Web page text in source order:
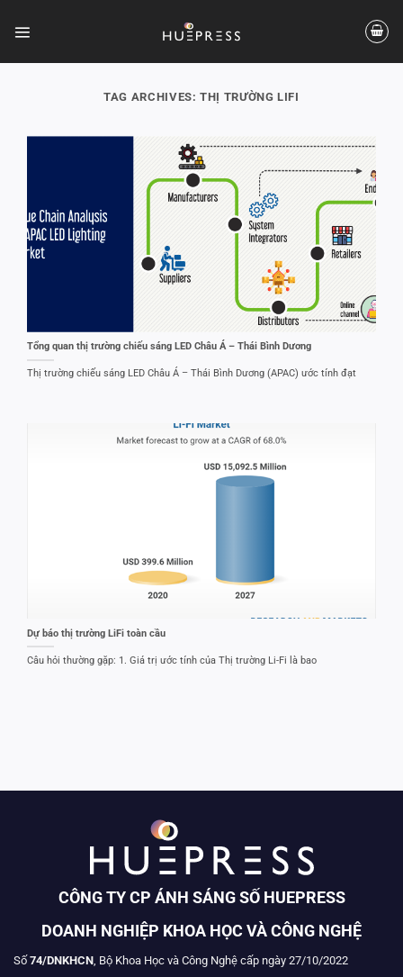
TAG ARCHIVES:THỊ TRƯỜNG LIFI
Tổng quan thị trường chiếu sáng LED Châu Á – Thái Bình Dương
Thị trường chiếu sáng LED Châu Á – Thái Bình Dương (APAC) ước tính đạt
Dự báo thị trường LiFi toàn cầu
Câu hỏi thường gặp: 1. Giá trị ước tính của Thị trường Li-Fi là bao
CÔNG TY CP ÁNH SÁNG SỐ HUEPRESS
DOANH NGHIỆP KHOA HỌC VÀ CÔNG NGHỆ
Số 74/DNKHCN , Bộ Khoa Học và Công Nghệ cấp ngày 27/10/2022